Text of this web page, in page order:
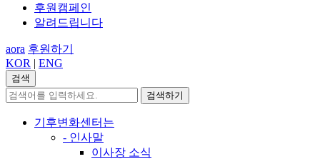
후원캠페인
알려드립니다
aora 후원하기
KOR | ENG
검색
검색하기
기후변화센터는
- 인사말
이사장 소식